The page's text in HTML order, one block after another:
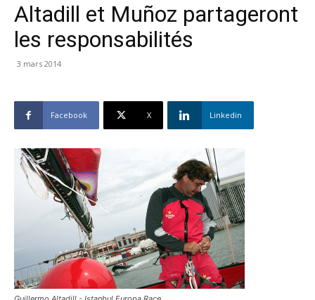
Altadill et Muñoz partageront
les responsabilités
3 mars 2014
Facebook X Linkedin